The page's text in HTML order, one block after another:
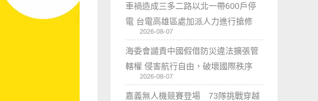
車禍造成三多二路以北一帶600戶停
電 台電高雄區處加派人力進行搶修
2026-08-07
海委會譴責中國假借防災違法擴張管
轄權 侵害航行自由，破壞國際秩序
2026-08-07
嘉義無人機競賽登場 73隊挑戰穿越